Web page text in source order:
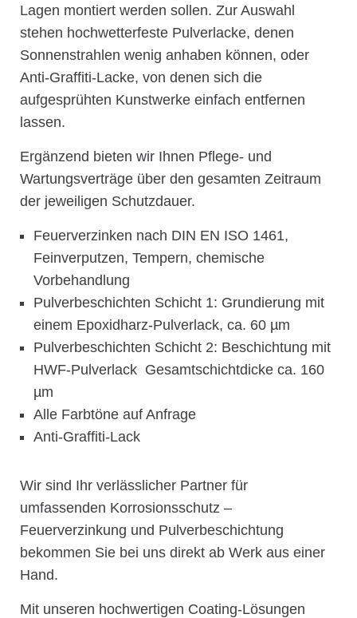
Lagen montiert werden sollen. Zur Auswahl
stehen hochwetterfeste Pulverlacke, denen
Sonnenstrahlen wenig anhaben können, oder
Anti-Graffiti-Lacke, von denen sich die
aufgesprühten Kunstwerke einfach entfernen
lassen.
Ergänzend bieten wir Ihnen Pflege- und
Wartungsverträge über den gesamten Zeitraum
der jeweiligen Schutzdauer.
Feuerverzinken nach DIN EN ISO 1461,
Feinverputzen, Tempern, chemische
Vorbehandlung
Pulverbeschichten Schicht 1: Grundierung mit
einem Epoxidharz-Pulverlack, ca. 60 µm
Pulverbeschichten Schicht 2: Beschichtung mit
HWF-Pulverlack Gesamtschichtdicke ca. 160
µm
Alle Farbtöne auf Anfrage
Anti-Graffiti-Lack
Wir sind Ihr verlässlicher Partner für
umfassenden Korrosionsschutz –
Feuerverzinkung und Pulverbeschichtung
bekommen Sie bei uns direkt ab Werk aus einer
Hand.
Mit unseren hochwertigen Coating-Lösungen